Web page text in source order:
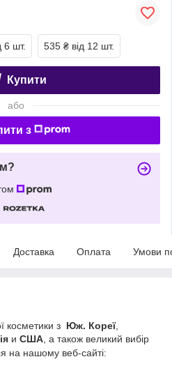
6 шт. 535 ₴ від 12 шт.
Купити
або
з
Доставка Оплата Умови
косметики з Юж. Кореї,
и США , а також великий вибір
на нашому веб-сайті: